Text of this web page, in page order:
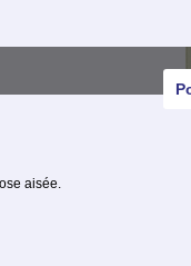
aisée.